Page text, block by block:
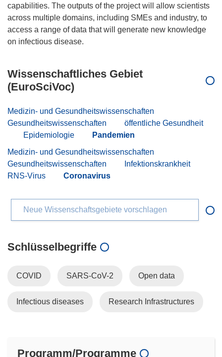
capabilities. The outputs of the project will allow scientists
across multiple domains, including SMEs and industry, to
access a range of data that will generate new knowledge
Wissenschaftliches Gebiet
(EuroSciVoc)
Medizin- und Gesundheitswissenschaften
Gesundheitswissenschaften
öffentliche Gesundheit
Epidemiologie
Pandemien
Medizin- und Gesundheitswissenschaften
Gesundheitswissenschaften
Infektionskrankheit
RNS-Virus
Coronavirus
Neue Wissenschaftsgebiete vorschlagen
Schlüsselbegriffe
COVID SARS-CoV-2 Open data
Infectious diseases Research Infrastructures
Programm/Programme